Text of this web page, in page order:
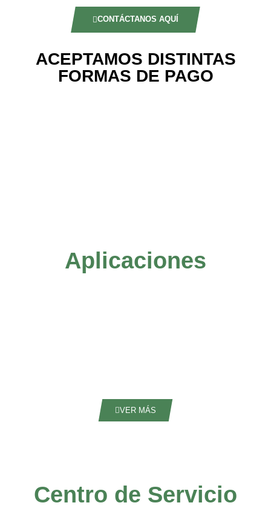
CONTÁCTANOS AQUÍ
ACEPTAMOS DISTINTAS
FORMAS DE PAGO
Aplicaciones
VER MÁS
Centro de Servicio